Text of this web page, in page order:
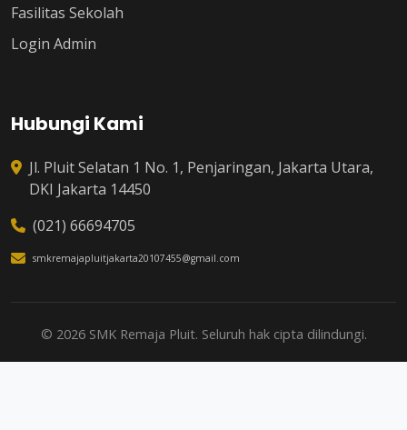
Fasilitas Sekolah
Login Admin
Hubungi Kami
Jl. Pluit Selatan 1 No. 1, Penjaringan, Jakarta Utara,
DKI Jakarta 14450
(021) 66694705
smkremajapluitjakarta20107455@gmail.com
© 2026 SMK Remaja Pluit. Seluruh hak cipta dilindungi.